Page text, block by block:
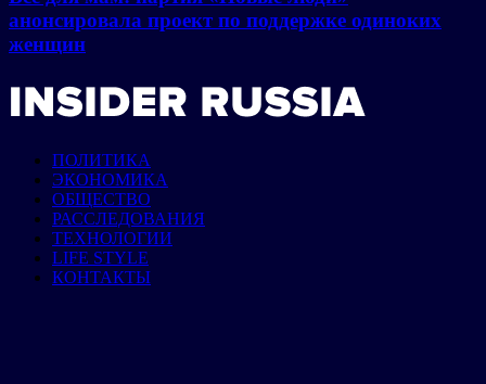
анонсировала проект по поддержке одиноких
женщин
ПОЛИТИКА
ЭКОНОМИКА
ОБЩЕСТВО
РАССЛЕДОВАНИЯ
ТЕХНОЛОГИИ
LIFE STYLE
КОНТАКТЫ